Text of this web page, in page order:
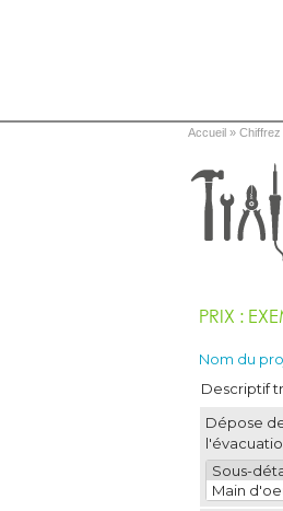
Vous êtes ici
Accueil »
PRIX :
Nom du
Descriptif
Dépose
Sous-
Main